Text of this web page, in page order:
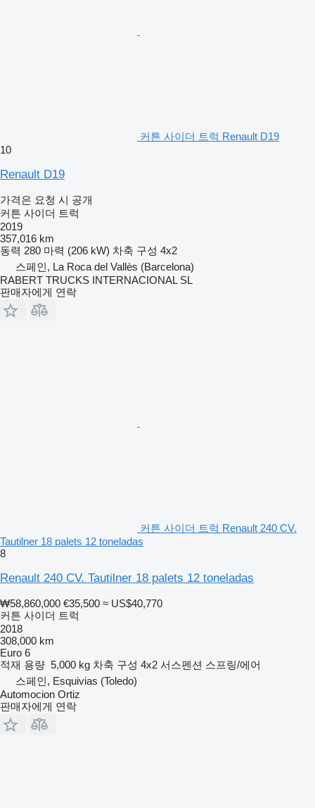
커튼 사이더 트럭 Renault D19
10
Renault D19
가격은 요청 시 공개
커튼 사이더 트럭
2019
357,016 km
동력 280 마력 (206 kW) 차축 구성 4x2
스페인, La Roca del Vallès (Barcelona)
RABERT TRUCKS INTERNACIONAL SL
판매자에게 연락
커튼 사이더 트럭 Renault 240 CV.
Tautilner 18 palets 12 toneladas
8
Renault 240 CV. Tautilner 18 palets 12 toneladas
₩58,860,000 €35,500 ≈ US$40,770
커튼 사이더 트럭
2018
308,000 km
Euro 6
적재 용량 5,000 kg 차축 구성 4x2 서스펜션 스프링/에어
스페인, Esquivias (Toledo)
Automocion Ortiz
판매자에게 연락